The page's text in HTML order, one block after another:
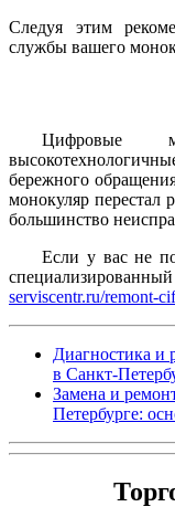
Следуя этим
службы вашего
Цифровые
бережного
монокуляр перестал
большинство
Если у вас не
serviscentr.ru/remont-
Диагностика и
в Санкт-
Замена и
Петербурге: